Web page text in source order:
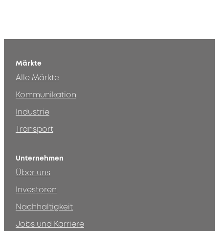
Märkte
Alle Märkte
Kommunikation
Industrie
Transport
Unternehmen
Über uns
Investoren
Nachhaltigkeit
Jobs und Karriere